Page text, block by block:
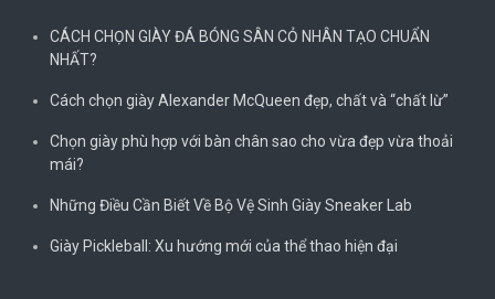
CÁCH CHỌN GIÀY ĐÁ BÓNG SÂN CỎ NHÂN TẠO CHUẨN
NHẤT?
Cách chọn giày Alexander McQueen đẹp, chất và “chất lừ”
Chọn giày phù hợp với bàn chân sao cho vừa đẹp vừa thoải
mái?
Những Điều Cần Biết Về Bộ Vệ Sinh Giày Sneaker Lab
Giày Pickleball: Xu hướng mới của thể thao hiện đại